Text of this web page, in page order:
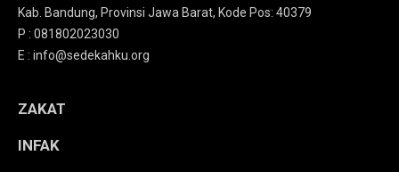
Kab. Bandung, Provinsi Jawa Barat, Kode Pos: 40379
P : 081802023030
E : info@sedekahku.org
ZAKAT
INFAK